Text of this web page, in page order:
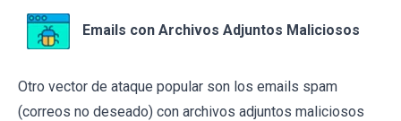
Emails con Archivos Adjuntos Maliciosos
Otro vector de ataque popular son los emails spam
(correos no deseado) con archivos adjuntos maliciosos